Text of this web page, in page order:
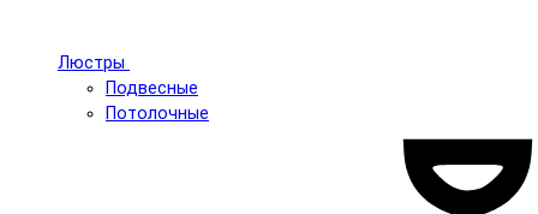
Люстры
Подвесные
Потолочные